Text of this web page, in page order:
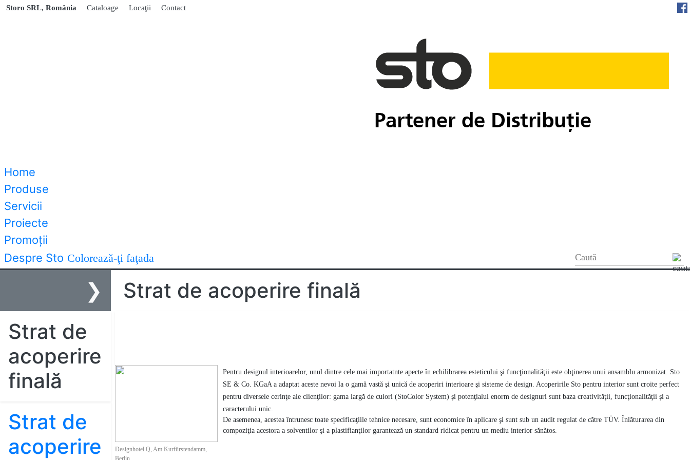
Storo SRL, România Cataloage Locaţii Contact
Home
Produse
Servicii
Proiecte
Promoţii
Despre Sto Colorează-ţi faţada
❯
Strat de
acoperire
finală
Strat de
acoperire
Strat de acoperire finală
Designhotel Q, Am Kurfürstendamm,
Pentru designul interioarelor, unul dintre cele mai importatnte apecte în echilibrarea esteticului şi funcţionalităţii este obţinerea unui ansamblu armonizat. Sto
SE & Co. KGaA a adaptat aceste nevoi la o gamă vastă şi unică de acoperiri interioare şi sisteme de design. Acoperirile Sto pentru interior sunt croite perfect
pentru diversele cerinţe ale clienţilor: gama largă de culori (StoColor System) şi potenţialul enorm de designuri sunt baza creativităţii, funcţionalităţii şi a
caracterului unic.
De asemenea, acestea întrunesc toate specificaţiile tehnice necesare, sunt economice în aplicare şi sunt sub un audit regulat de către TÜV. Înlăturarea din
compoziţia acestora a solventilor şi a plastifianţilor garantează un standard ridicat pentru un mediu interior sănătos.